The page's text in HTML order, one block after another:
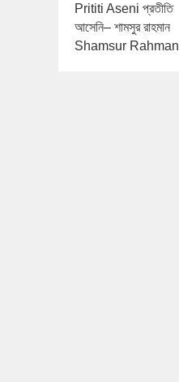
Prititi Aseni প্রতীতি
আসেনি– শামসুর রাহমান
Shamsur Rahman